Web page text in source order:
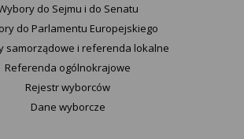
do Sejmu i do Senatu
do Parlamentu Europejskiego
samorządowe i referenda lokalne
Referenda ogólnokrajowe
Rejestr wyborców
Dane wyborcze